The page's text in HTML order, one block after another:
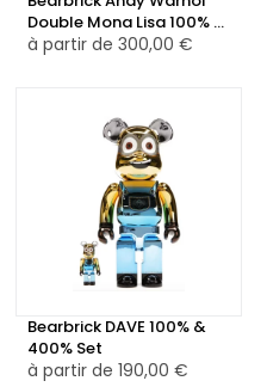
Double Mona Lisa 100% &
400% Set Multicolor
à partir de 300,00 €
Bearbrick DAVE 100% &
400% Set
à partir de 190,00 €